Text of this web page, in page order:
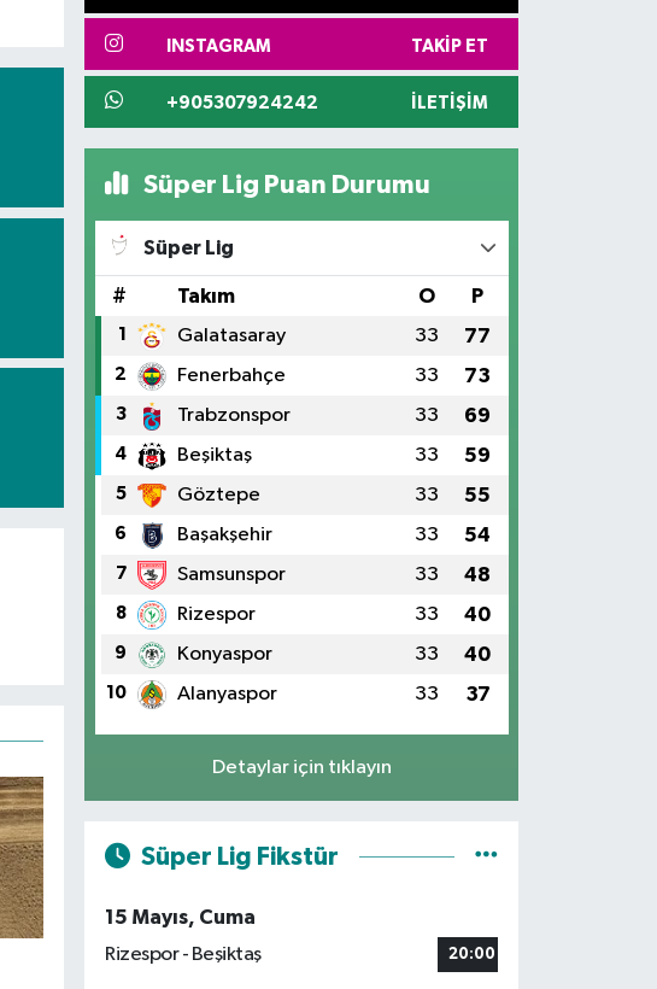
INSTAGRAM TAKIP ET
+905307924242 İLETIŞIM
Süper Lig Puan Durumu
Süper Lig
# Takım O P
1 Galatasaray 33 77
2 Fenerbahçe 33 73
3 Trabzonspor 33 69
4 Beşiktaş 33 59
5 Göztepe 33 55
6 Başakşehir 33 54
7 Samsunspor 33 48
8 Rizespor 33 40
9 Konyaspor 33 40
10 Alanyaspor 33 37
Detaylar için tıklayın
Süper Lig Fikstür
15 Mayıs, Cuma
Rizespor - Beşiktaş
20:00